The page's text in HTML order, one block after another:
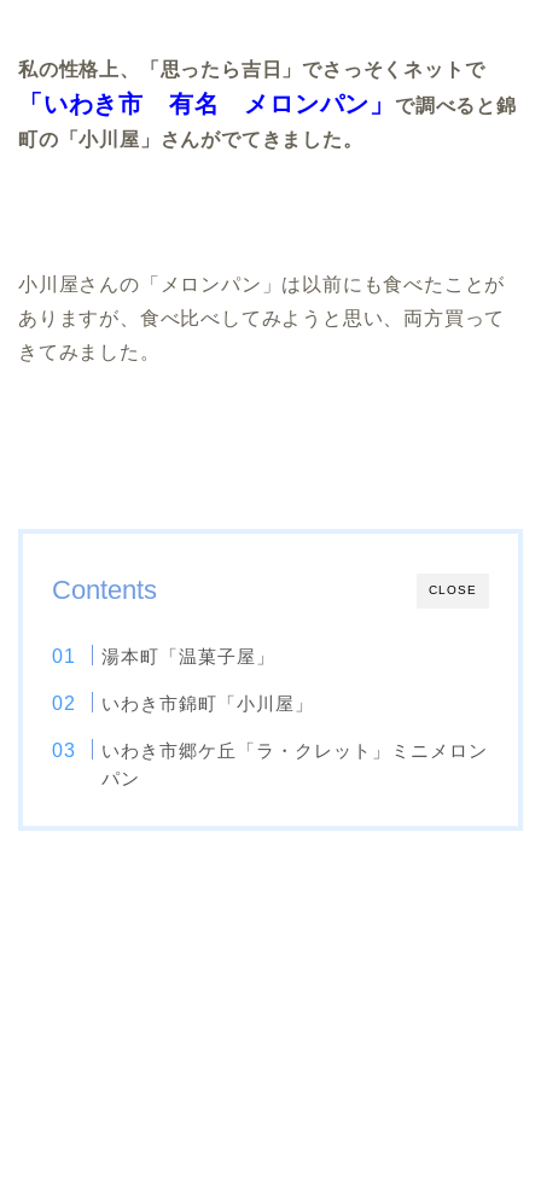
私の性格上、「思ったら吉日」でさっそくネットで
「いわき市 有名 メロンパン」
で調べると錦
町の「小川屋」さんがでてきました。
小川屋さんの「メロンパン」は以前にも食べたことが
ありますが、食べ比べしてみようと思い、両方買って
きてみました。
CLOSE
Contents
湯本町「温菓子屋」
いわき市錦町「小川屋」
いわき市郷ケ丘「ラ・クレット」ミニメロン
パン